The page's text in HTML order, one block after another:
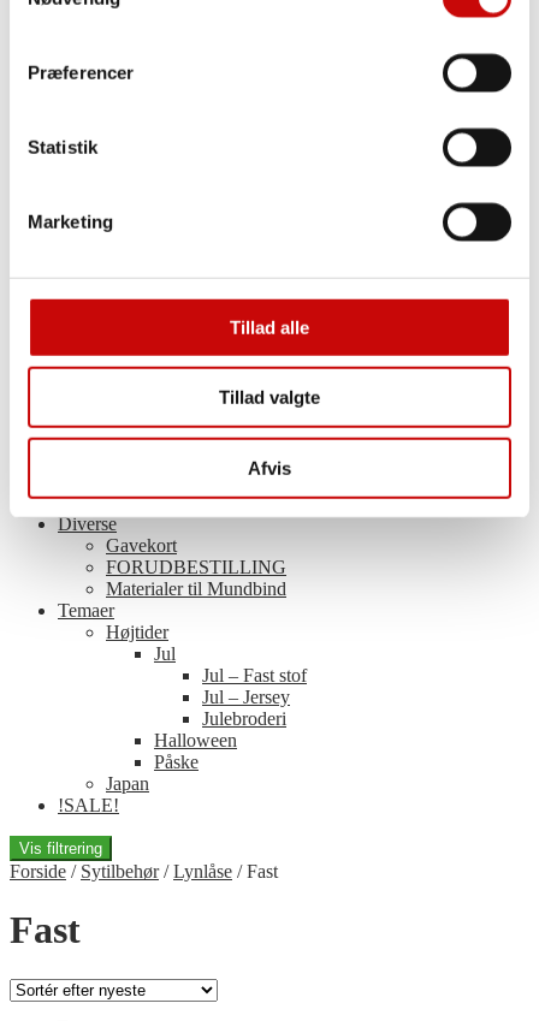
Præferencer
Statistik
Marketing
Tillad alle
Tillad valgte
Afvis
Broderi-kits
Sashiko redskaber
Restepakke
Rester
Jersey – nedsat
Øvrige Tekstiler – nedsat
Ugens tilbud
Diverse
Gavekort
FORUDBESTILLING
Materialer til Mundbind
Temaer
Højtider
Jul
Jul – Fast stof
Jul – Jersey
Julebroderi
Halloween
Påske
Japan
!SALE!
Vis filtrering
Forside / Sytilbehør/Lynlåse /Fast
Fast